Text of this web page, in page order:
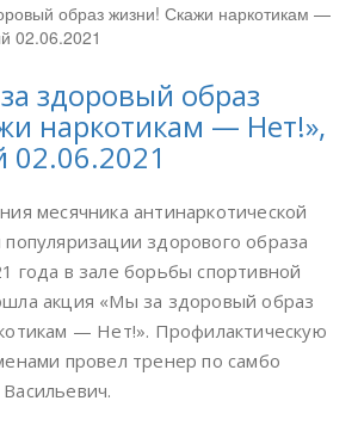
образ жизни! Скажи наркотикам —
02.06.2021
здоровый образ
наркотикам — Нет!»,
02.06.2021
месячника антинаркотической
здорового образа
года в зале борьбы спортивной
акция «Мы за здоровый образ
— Нет!». Профилактическую
провел тренер по самбо